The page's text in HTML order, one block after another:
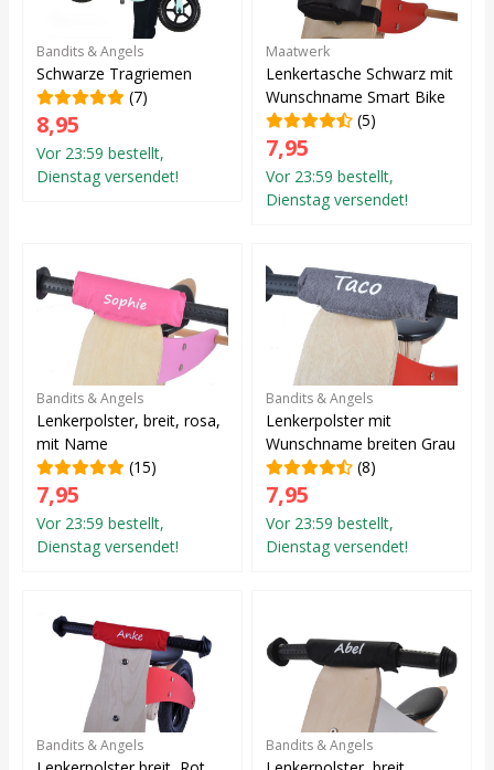
Bandits & Angels
Schwarze Tragriemen
(7)
8,95
Vor 23:59 bestellt,
Dienstag versendet!
Maatwerk
Lenkertasche Schwarz mit
Wunschname Smart Bike
(5)
7,95
Vor 23:59 bestellt,
Dienstag versendet!
Bandits & Angels
Lenkerpolster, breit, rosa,
mit Name
(15)
7,95
Vor 23:59 bestellt,
Dienstag versendet!
Bandits & Angels
Lenkerpolster mit
Wunschname breiten Grau
(8)
7,95
Vor 23:59 bestellt,
Dienstag versendet!
Bandits & Angels Bandits & Angels